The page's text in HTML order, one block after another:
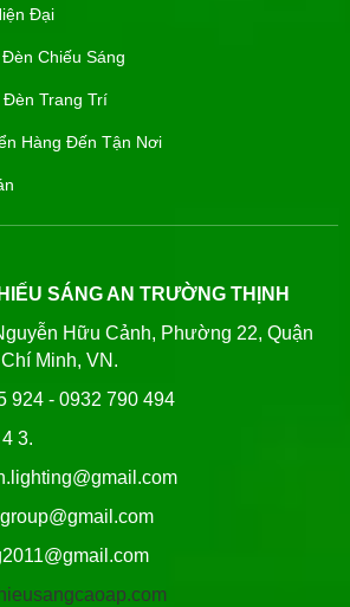
Đại
Chiếu Sáng
Đèn Trang Trí
Hàng Đến Tận Nơi
SÁNG AN TRƯỜNG THỊNH
Hữu Cảnh, Phường 22, Quận
Minh, VN.
924 - 0932 790 494
3.